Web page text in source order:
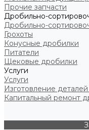
Прочие запчасти
Дробильно-
Дробильно-
Грохоты
Конусные дробилки
Питатели
Щековые дробилки
Услуги
Услуги
Изготовление
Капитальный ремонт